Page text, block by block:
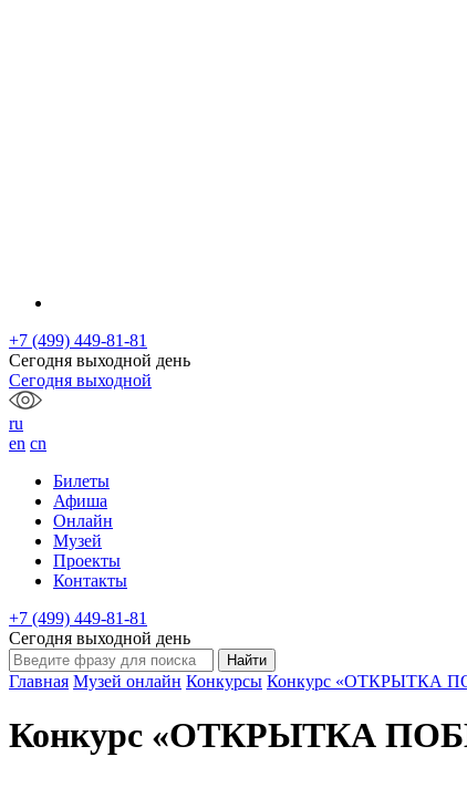
+7 (499) 449-81-81
Сегодня выходной день
Сегодня выходной
ru
en cn
Билеты
Афиша
Онлайн
Музей
Проекты
Контакты
+7 (499) 449-81-81
Сегодня выходной день
Главная Музей онлайн Конкурсы Конкурс «ОТКРЫТКА
Конкурс «ОТКРЫТКА